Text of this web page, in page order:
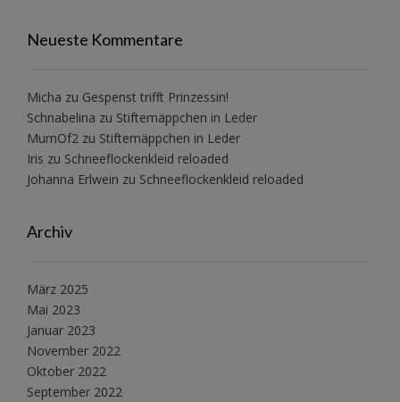
Neueste Kommentare
Micha zu Gespenst trifft Prinzessin!
Schnabelina zu Stiftemäppchen in Leder
MumOf2 zu Stiftemäppchen in Leder
Iris zu Schneeflockenkleid reloaded
Johanna Erlwein zu Schneeflockenkleid reloaded
Archiv
März 2025
Mai 2023
Januar 2023
November 2022
Oktober 2022
September 2022